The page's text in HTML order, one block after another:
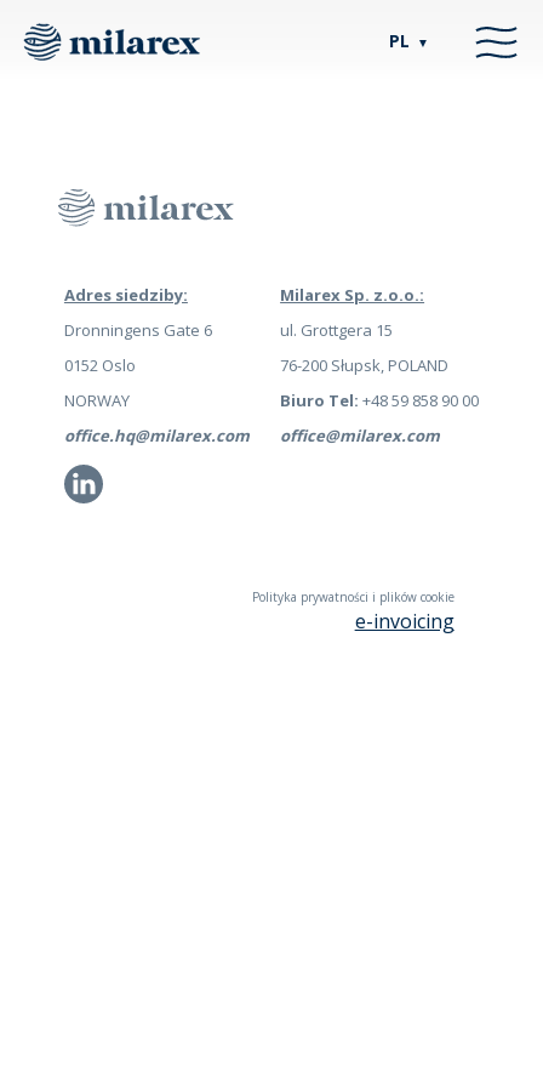
PL ▼
Adres siedziby:
Dronningens Gate 6
0152 Oslo
NORWAY
office.hq@milarex.com
Li
Milarex Sp. z.o.o.:
ul. Grottgera 15
76-200 Słupsk, POLAND
Biuro Tel: +48 59 858 90 00
office@milarex.com
Polityka prywatności i plików cookie
e-invoicing